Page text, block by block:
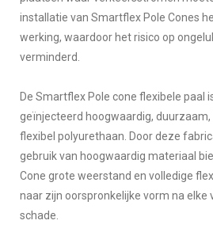
installatie van Smartflex Pole Cones
werking, waardoor het risico op
verminderd.
De Smartflex Pole cone flexibele paal
geïnjecteerd hoogwaardig,
flexibel polyurethaan. Door deze
gebruik van hoogwaardig materiaal
Cone grote weerstand en volledige
naar zijn oorspronkelijke vorm na
schade.